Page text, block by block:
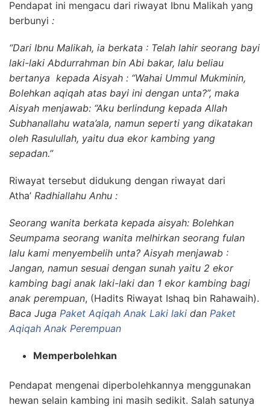
Pendapat ini mengacu dari riwayat Ibnu Malikah yang
berbunyi :
“Dari Ibnu Malikah, ia berkata : Telah lahir seorang bayi
laki-laki Abdurrahman bin Abi bakar, lalu beliau
bertanya kepada Aisyah : “Wahai Ummul Mukminin,
Bolehkan aqiqah atas bayi ini dengan unta?”, maka
Aisyah menjawab: “Aku berlindung kepada Allah
Subhanallahu wata’ala, namun seperti yang dikatakan
oleh Rasulullah, yaitu dua ekor kambing yang
sepadan.”
Riwayat tersebut didukung dengan riwayat dari
Atha’ Radhiallahu Anhu :
Seorang wanita berkata kepada aisyah: Bolehkan
Seumpama seorang wanita melhirkan seorang fulan
lalu kami menyembelih unta? Aisyah menjawab :
Jangan, namun sesuai dengan sunah yaitu 2 ekor
kambing bagi anak laki-laki dan 1 ekor kambing bagi
anak perempuan, (Hadits Riwayat Ishaq bin Rahawaih).
Baca Juga Paket Aqiqah Anak Laki laki dan Paket
Aqiqah Anak Perempuan
Memperbolehkan
Pendapat mengenai diperbolehkannya menggunakan
hewan selain kambing ini masih sedikit. Salah satunya